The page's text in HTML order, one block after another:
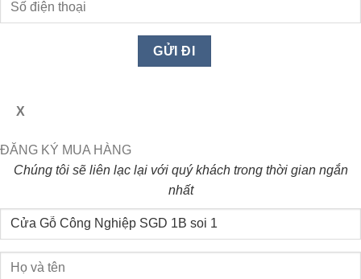
X
ĐĂNG KÝ MUA HÀNG
Chúng tôi sẽ liên lạc lại với quý khách trong thời gian ngắn
nhất